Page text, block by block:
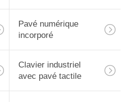
Pavé numérique
incorporé
Clavier industriel
avec pavé tactile